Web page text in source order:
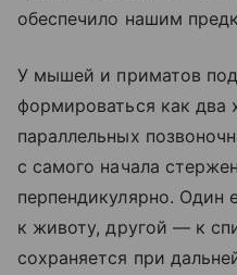
обеспечило нашим
У мышей и приматов
формироваться как два
параллельных
с самого начала
перпендикулярно. Один
к животу, другой — к
сохраняется при